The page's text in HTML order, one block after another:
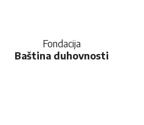
Fondacija
Baština duhovnosti